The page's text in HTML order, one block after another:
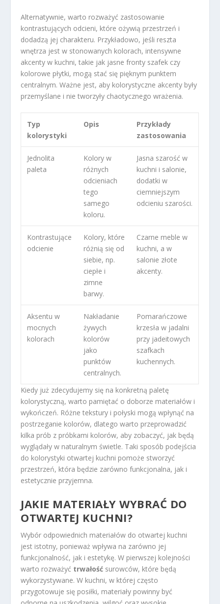
Alternatywnie, warto rozważyć zastosowanie
kontrastujących odcieni, które ożywią przestrzeń i
dodadzą jej charakteru. Przykładowo, jeśli reszta
wnętrza jest w stonowanych kolorach, intensywne
akcenty w kuchni, takie jak jasne fronty szafek czy
kolorowe płytki, mogą stać się pięknym punktem
centralnym. Ważne jest, aby kolorystyczne akcenty były
przemyślane i nie tworzyły chaotycznego wrażenia.
Typ
kolorystyki
Opis
Przykłady
zastosowania
Jednolita
paleta
Kolory w
różnych
odcieniach
tego
samego
koloru.
Jasna szarość w
kuchni i salonie,
dodatki w
ciemniejszym
odcieniu szarości.
Kontrastujące
odcienie
Kolory, które
różnią się od
siebie, np.
ciepłe i
zimne
barwy.
Czarne meble w
kuchni, a w
salonie złote
akcenty.
Aksentu w
mocnych
kolorach
Nakładanie
żywych
kolorów
jako
punktów
centralnych.
Pomarańczowe
krzesła w jadalni
przy jadeitowych
szafkach
kuchennych.
Kiedy już zdecydujemy się na konkretną paletę
kolorystyczną, warto pamiętać o doborze materiałów i
wykończeń. Różne tekstury i połyski mogą wpłynąć na
postrzeganie kolorów, dlatego warto przeprowadzić
kilka prób z próbkami kolorów, aby zobaczyć, jak będą
wyglądały w naturalnym świetle. Taki sposób podejścia
do kolorystyki otwartej kuchni pomoże stworzyć
przestrzeń, która będzie zarówno funkcjonalna, jak i
estetycznie przyjemna.
JAKIE MATERIAŁY WYBRAĆ DO
OTWARTEJ KUCHNI?
Wybór odpowiednich materiałów do otwartej kuchni
jest istotny, ponieważ wpływa na zarówno jej
funkcjonalność, jak i estetykę. W pierwszej kolejności
warto rozważyć trwałość surowców, które będą
wykorzystywane. W kuchni, w której często
przygotowuje się posiłki, materiały powinny być